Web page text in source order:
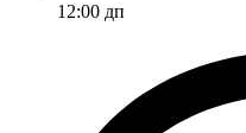
12:00 дп